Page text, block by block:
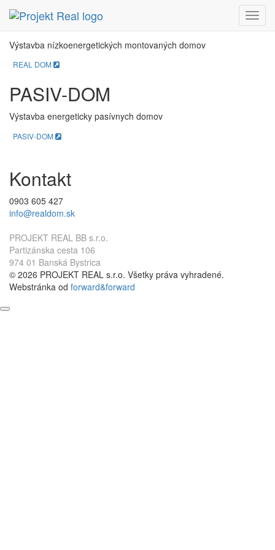
Menu
REAL DOM
Výstavba nízkoenergetických montovaných domov
REAL DOM
PASIV-DOM
Výstavba energeticky pasívnych domov
PASIV-DOM
Kontakt
0903 605 427
info@realdom.sk
PROJEKT REAL BB s.r.o.
Partizánska cesta 106
974 01 Banská Bystrica
© 2026 PROJEKT REAL s.r.o. Všetky práva vyhradené.
Webstránka od forward&forward